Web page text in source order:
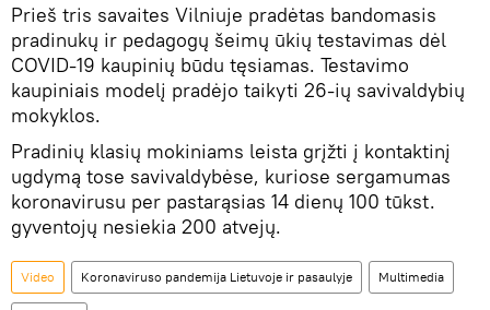
Prieš tris savaites Vilniuje pradėtas bandomasis
pradinukų ir pedagogų šeimų ūkių testavimas dėl
COVID-19 kaupinių būdu tęsiamas. Testavimo
kaupiniais modelį pradėjo taikyti 26-ių savivaldybių
mokyklos.
Pradinių klasių mokiniams leista grįžti į kontaktinį
ugdymą tose savivaldybėse, kuriose sergamumas
koronavirusu per pastarąsias 14 dienų 100 tūkst.
gyventojų nesiekia 200 atvejų.
Video Koronaviruso pandemija Lietuvoje ir pasaulyje Multimedia